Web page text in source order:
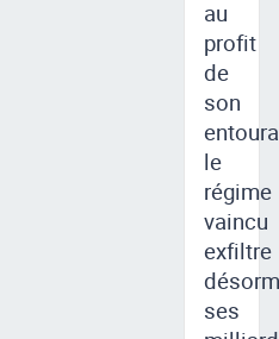
au
profit
de
son
le
régime
vaincu
exfiltre
ses